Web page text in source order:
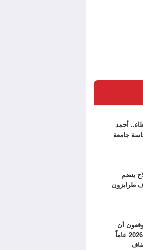
أحمد
جامعة
ينضم
طرابزون
أن
يُسجّل أن يكون 2026 عاماً